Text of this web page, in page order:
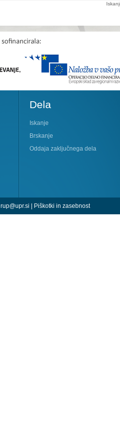
Dela
Iskanje
Brskanje
Oddaja zaključnega dela
rup@upr.si | Piškotki in zasebnost